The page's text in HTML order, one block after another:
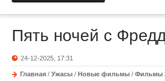
Пять ночей с
24-12-2025, 17:31
Главная / Ужасы / Новые фильмы / Фильмы